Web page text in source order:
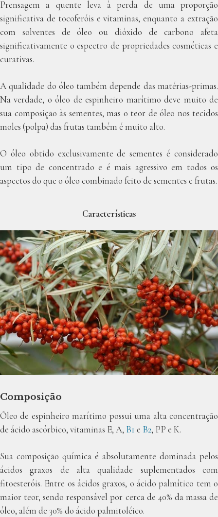
Prensagem a quente leva à perda de uma proporção
significativa de tocoferóis e vitaminas, enquanto a extração
com solventes de óleo ou dióxido de carbono afeta
significativamente o espectro de propriedades cosméticas e
curativas.
A qualidade do óleo também depende das matérias-primas.
Na verdade, o óleo de espinheiro marítimo deve muito de
sua composição às sementes, mas o teor de óleo nos tecidos
moles (polpa) das frutas também é muito alto.
O óleo obtido exclusivamente de sementes é considerado
um tipo de concentrado e é mais agressivo em todos os
aspectos do que o óleo combinado feito de sementes e frutas.
Características
Composição
Óleo de espinheiro marítimo possui uma alta concentração
de ácido ascórbico, vitaminas E, A, B1 e B2, PP e K.
Sua composição química é absolutamente dominada pelos
ácidos graxos de alta qualidade suplementados com
fitoesteróis. Entre os ácidos graxos, o ácido palmítico tem o
maior teor, sendo responsável por cerca de 40% da massa de
óleo, além de 30% do ácido palmitoléico.